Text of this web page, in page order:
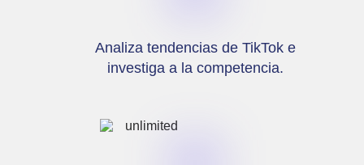
Analiza tendencias de TikTok e
investiga a la competencia.